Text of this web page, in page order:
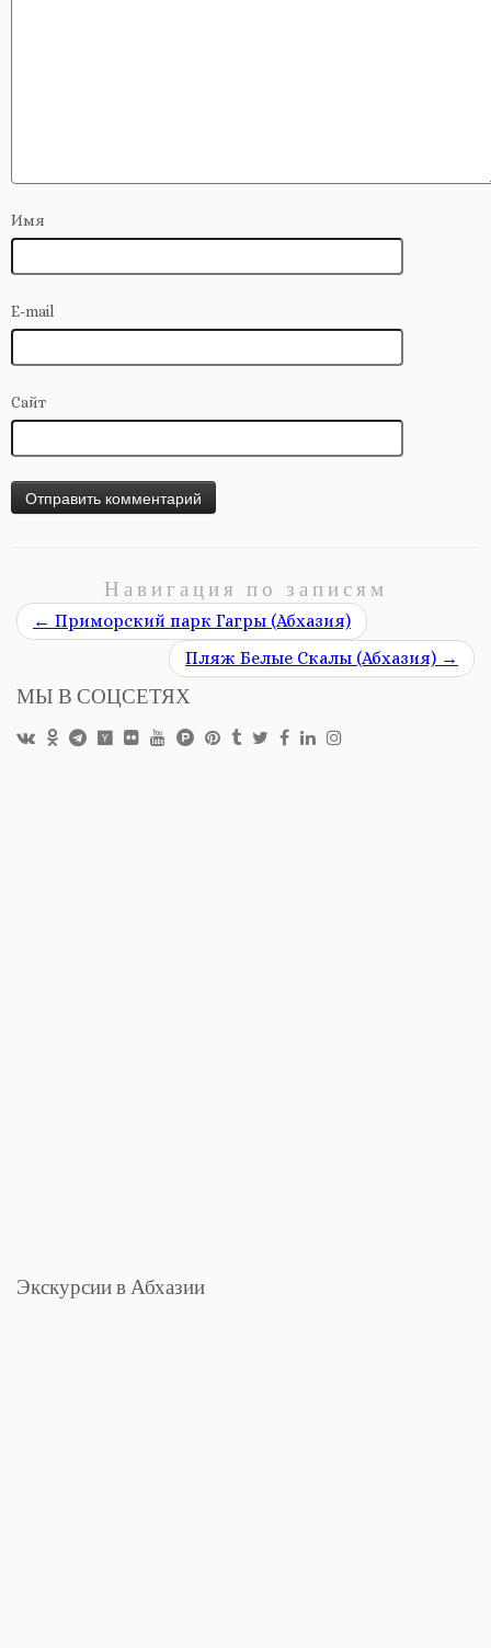
Имя
E-mail
Сайт
Навигация по записям
← Приморский парк Гагры (Абхазия)
Пляж Белые Скалы (Абхазия) →
МЫ В СОЦСЕТЯХ
Экскурсии в Абхазии